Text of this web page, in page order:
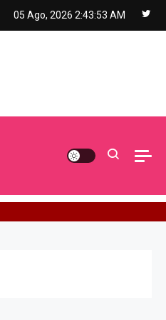
05 Ago, 2026 2:43:54 AM